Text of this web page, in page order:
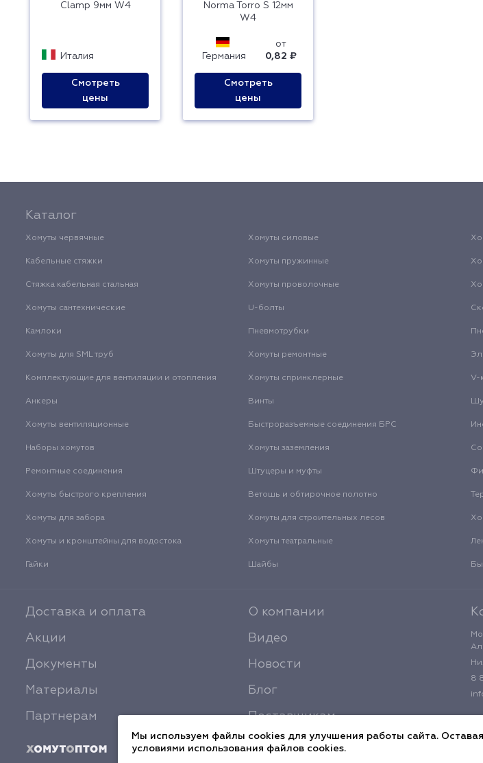
Clamp 9мм W4
Италия
Смотреть
цены
Norma Torro S 12мм
W4
Германия
от
0,82 ₽
Смотреть
цены
Каталог
Хомуты червячные Хомуты силовые
Кабельные стяжки Хомуты пружинные
Стяжка кабельная стальная Хомуты проволочные
Хомуты сантехнические U-болты
Камлоки Пневмотрубки
Хомуты для SML труб Хомуты ремонтные
Комплектующие для вентиляции и отопления Хомуты спринклерные V-
Анкеры Винты
Хомуты вентиляционные Быстроразъемные соединения БРС
Наборы хомутов Хомуты заземления
Ремонтные соединения Штуцеры и муфты
Хомуты быстрого крепления Ветошь и обтирочное полотно
Хомуты для забора Хомуты для строительных лесов
Хомуты и кронштейны для водостока Хомуты театральные
Гайки Шайбы
Доставка и оплата
Акции
Документы
Материалы
Партнерам
О компании
Видео
Новости
Блог
Поставщикам
8
© 2026 ХомутОптом Политика конфиденциальности
Мы используем файлы cookies для улучшения работы сайта.
условиями использования файлов cookies.